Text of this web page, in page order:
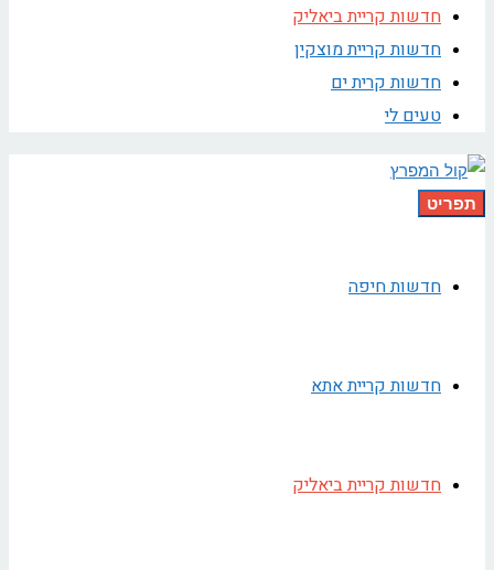
חדשות קריית ביאליק
חדשות קריית מוצקין
חדשות קרית ים
טעים לי
תפריט
חדשות חיפה
חדשות קריית אתא
חדשות קריית ביאליק